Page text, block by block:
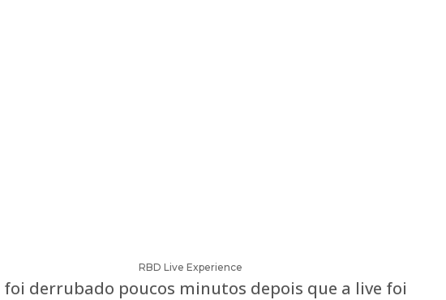
RBD Live Experience
foi derrubado poucos minutos depois que a live foi